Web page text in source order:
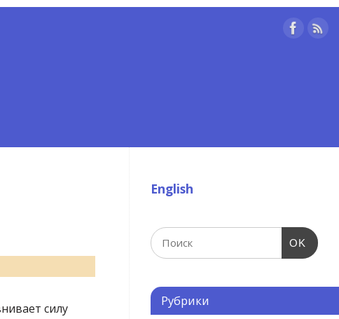
силу
English
OK
Рубрики